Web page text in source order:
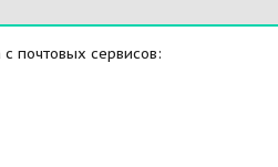
почтовых сервисов: